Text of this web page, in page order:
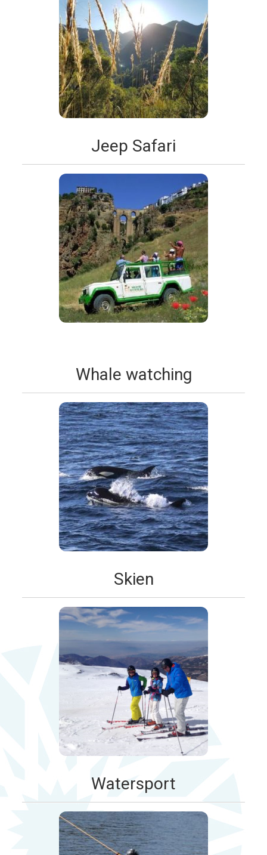
Jeep Safari
Whale watching
Skien
Watersport